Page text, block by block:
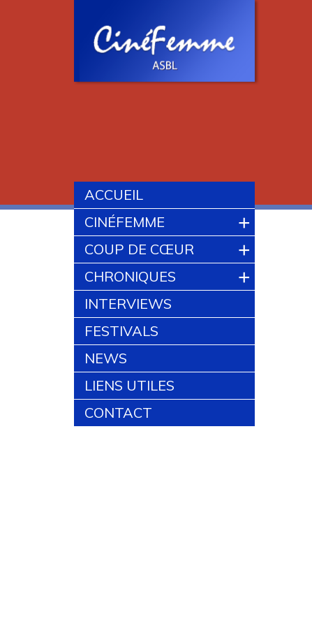
ACCUEIL
CINÉFEMME
+
COUP DE CŒUR +
CHRONIQUES +
INTERVIEWS
FESTIVALS
NEWS
LIENS UTILES
CONTACT